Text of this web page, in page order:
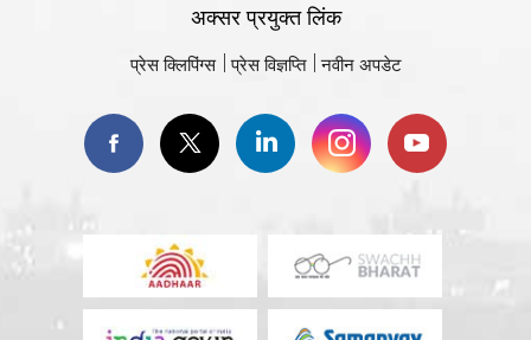
अक्सर प्रयुक्त लिंक
प्रेस क्लिपिंग्स प्रेस विज्ञप्ति नवीन अपडेट